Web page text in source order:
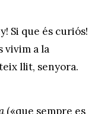
Si que és curiós!
vivim a la
llit, senyora.
(«que sempre es